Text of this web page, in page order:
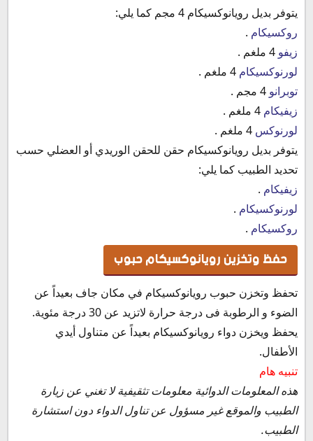
يتوفر بديل رويانوكسيكام 4 مجم كما يلي:
روكسيكام .
زيفو
لورنوكسيكام
توبرانو
زيفيكام
لورنوكس
يتوفر بديل رويانوكسيكام حقن للحقن الوريدي أو العضلي حسب
تحديد الطبيب كما يلي:
زيفيكام .
لورنوكسيكام .
روكسيكام .
حفظ وتخزين رويانوكسيكام حبوب
تحفظ وتخزن حبوب رويانوكسيكام في مكان جاف بعيداً عن
الضوء و الرطوبة فى درجة حرارة لاتزيد عن 30 درجة مئوية.
يحفظ ويخزن دواء رويانوكسيكام بعيداً عن متناول أيدي
الأطفال.
تنبيه هام
هذه المعلومات الدوائية معلومات تثقيفية لا تغني عن زيارة
الطبيب والموقع غير مسؤول عن تناول الدواء دون استشارة
الطبيب.